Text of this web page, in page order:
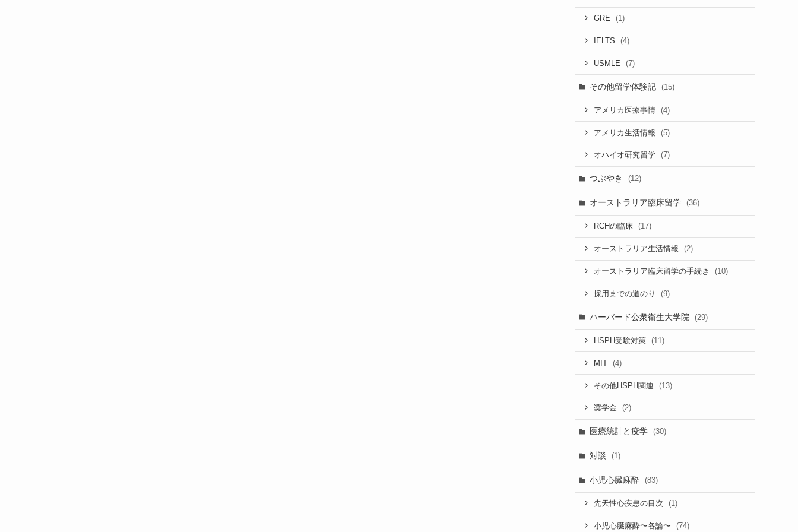
GRE (1)
IELTS (4)
USMLE (7)
その他留学体験記 (15)
アメリカ医療事情 (4)
アメリカ生活情報 (5)
オハイオ研究留学 (7)
つぶやき (12)
オーストラリア臨床留学 (36)
RCHの臨床 (17)
オーストラリア生活情報 (2)
オーストラリア臨床留学の手続き (10)
採用までの道のり (9)
ハーバード公衆衛生大学院 (29)
HSPH受験対策 (11)
MIT (4)
その他HSPH関連 (13)
奨学金 (2)
医療統計と疫学 (30)
対談 (1)
小児心臓麻酔 (83)
先天性心疾患の目次 (1)
小児心臓麻酔〜各論〜 (74)